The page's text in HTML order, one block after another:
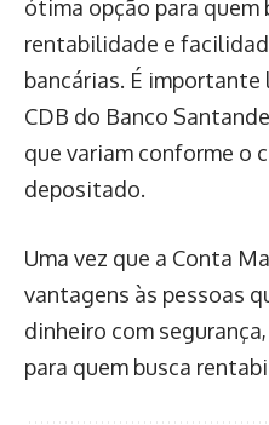
ótima opção para quem
rentabilidade e
bancárias. É importante
CDB do Banco
que variam conforme o
depositado.
Uma vez que a Conta
vantagens às pessoas
dinheiro com
para quem busca